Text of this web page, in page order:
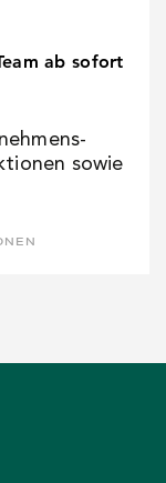
ab sofort
sowie